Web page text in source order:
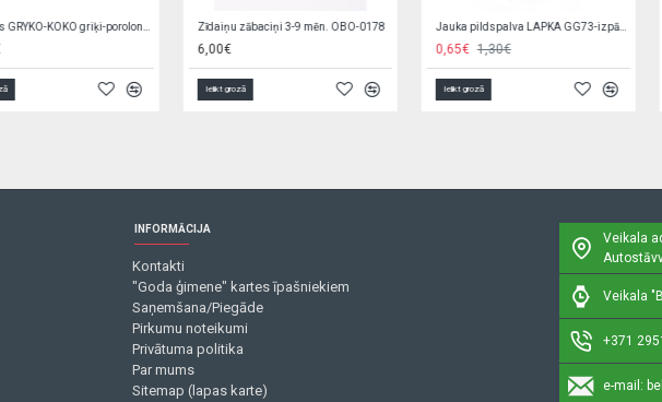
1,30€
Rompers SUMMER 20001 blue
2,90€
Ielikt grozā
Zeķubikses baltas RAB-0002 (80-122 cm)
3,90€
Ielikt grozā
INFORMĀCIJA
Kontakti
"Goda ģimene" kartes īpašniekiem
Saņemšana/Piegāde
Pirkumu noteikumi
Privātuma politika
Par mums
Sitemap (lapas karte)
Veikala
Veikala
+371
e-mail: